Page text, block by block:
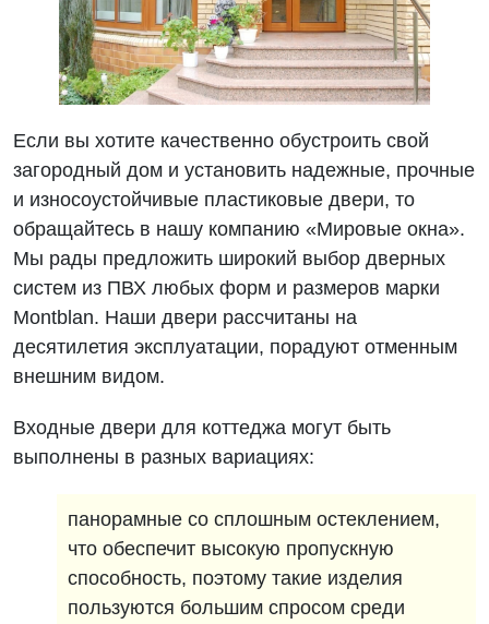
Если вы хотите качественно обустроить свой
загородный дом и установить надежные, прочные
и износоустойчивые пластиковые двери, то
обращайтесь в нашу компанию «Мировые окна».
Мы рады предложить широкий выбор дверных
систем из ПВХ любых форм и размеров марки
Montblan. Наши двери рассчитаны на
десятилетия эксплуатации, порадуют отменным
внешним видом.
Входные двери для коттеджа могут быть
выполнены в разных вариациях:
панорамные со сплошным остеклением,
что обеспечит высокую пропускную
способность, поэтому такие изделия
пользуются большим спросом среди